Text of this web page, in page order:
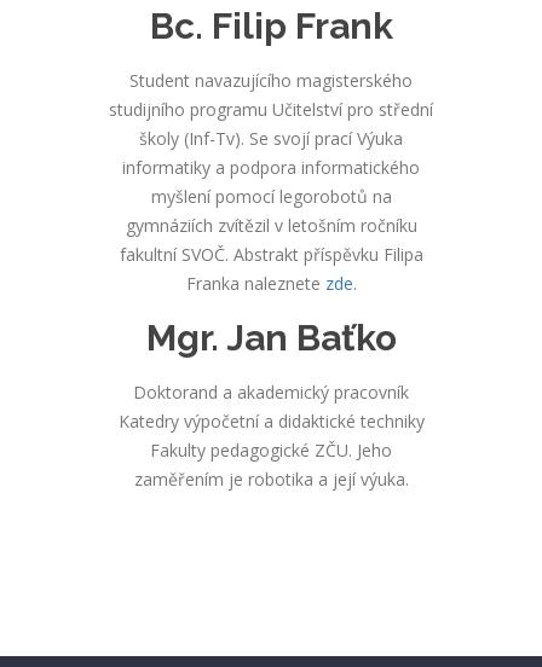
Bc. Filip Frank
Student navazujícího magisterského
studijního programu Učitelství pro střední
školy (Inf-Tv). Se svojí prací Výuka
informatiky a podpora informatického
myšlení pomocí legorobotů na
gymnáziích zvítězil v letošním ročníku
fakultní SVOČ. Abstrakt příspěvku Filipa
Franka naleznete zde.
Mgr. Jan Baťko
Doktorand a akademický pracovník
Katedry výpočetní a didaktické techniky
Fakulty pedagogické ZČU. Jeho
zaměřením je robotika a její výuka.